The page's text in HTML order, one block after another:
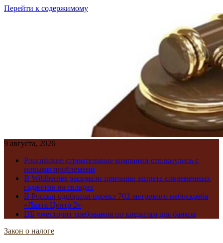
Перейти к содержимому
9 августа, 2026
Российские строительные компании столкнулись с
новыми проблемами
В Wildberries раскрыли причины запрета современных
гаджетов на складах
В России одобрили проект 703-метрового небоскреба
«Лахта Центр 2»
ЦБ ужесточит требования по кредитам для банков
Закон о налоге